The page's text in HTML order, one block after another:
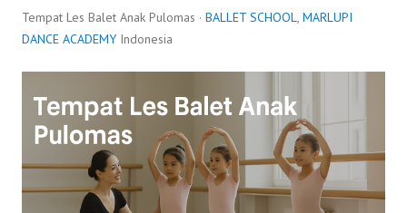
Tempat Les Balet Anak Pulomas · BALLET SCHOOL, MARLUPI
DANCE ACADEMY Indonesia